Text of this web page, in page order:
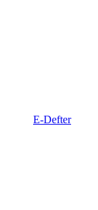
E-Defter